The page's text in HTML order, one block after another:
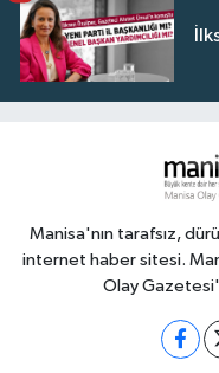
Manisa'nın tarafsız,
internet haber sitesi.
Olay